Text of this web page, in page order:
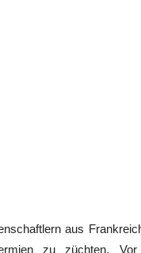
aus
zu züchten.